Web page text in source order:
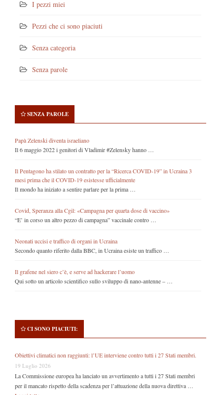
I pezzi miei
Pezzi che ci sono piaciuti
Senza categoria
Senza parole
SENZA PAROLE
Papà Zelenski diventa israeliano
Il 6 maggio 2022 i genitori di Vladimir #Zelensky hanno …
Il Pentagono ha stilato un contratto per la “Ricerca COVID-19” in Ucraina 3
mesi prima che il COVID-19 esistesse ufficialmente
Il mondo ha iniziato a sentire parlare per la prima …
Covid, Speranza alla Cgil: «Campagna per quarta dose di vaccino»
“E’ in corso un altro pezzo di campagna” vaccinale contro …
Neonati uccisi e traffico di organi in Ucraina
Secondo quanto riferito dalla BBC, in Ucraina esiste un traffico …
Il grafene nel siero c’è, e serve ad hackerare l’uomo
Qui sotto un articolo scientifico sullo sviluppo di nano-antenne – …
CI SONO PIACIUTI:
Obiettivi climatici non raggiunti: l’UE interviene contro tutti i 27 Stati membri.
19 Luglio 2026
La Commissione europea ha lanciato un avvertimento a tutti i 27 Stati membri
per il mancato rispetto della scadenza per l’attuazione della nuova direttiva …